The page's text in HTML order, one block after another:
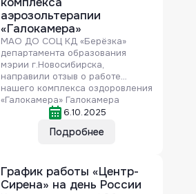
аэрозольтерапии
«Галокамера»
МАО ДО СОЦ КД «Берёзка»
департамента образования
мэрии г.Новосибирска,
направили отзыв о работе
нашего комплекса оздоровления
«Галокамера» Галокамера
представлена на рынке
медицинской техники и
технологий (в разных моделях и
нарушения экологического
равновесия на состояние
Подробнее
6.10.2025
График работы «Центр-
Сирена» на день России